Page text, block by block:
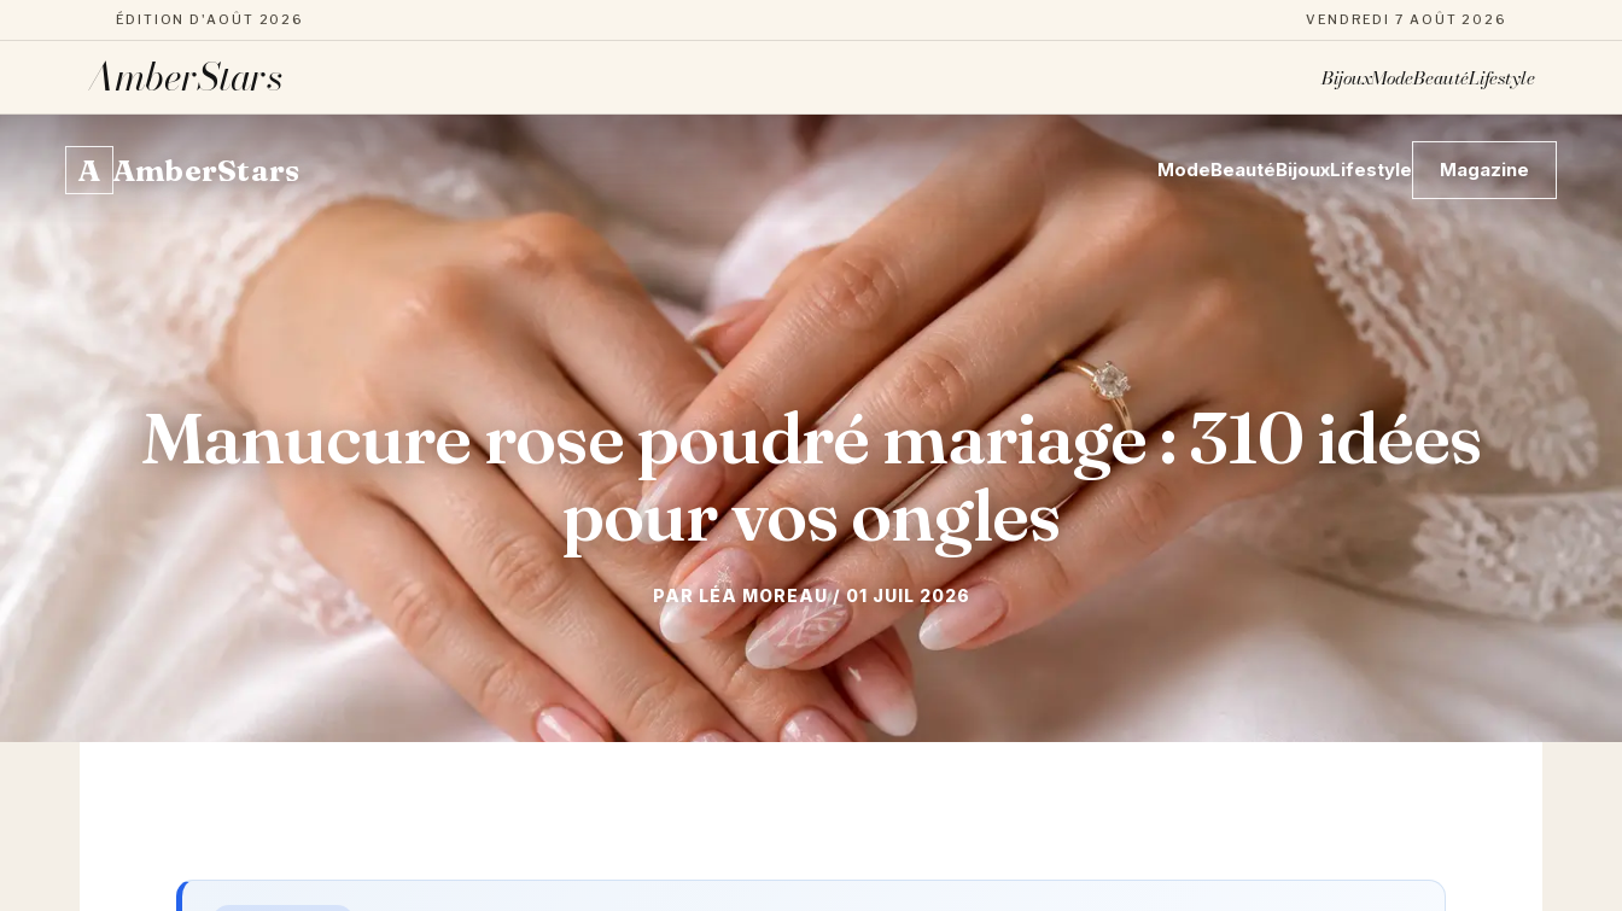
ÉDITION D'AOÛT 2026 VENDREDI 7 AOÛT 2026
AmberStars BijouxModeBeautéLifestyle
contenu
A AmberStars ModeBeautéBijouxLifestyle Magazine
Manucure rose poudré mariage : 310 idées
pour vos ongles
01 JUIL 2026